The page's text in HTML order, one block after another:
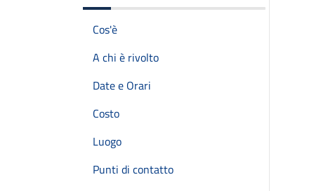
Cos'è
A chi è rivolto
Date e Orari
Costo
Luogo
Punti di contatto